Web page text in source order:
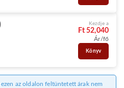
Kezdje a
Ft 52,040
Ár/fő
Könyv
az oldalon feltüntetett árak nem